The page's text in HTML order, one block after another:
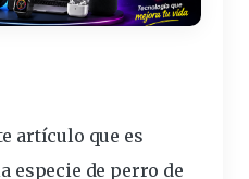
artículo que es
especie de perro de